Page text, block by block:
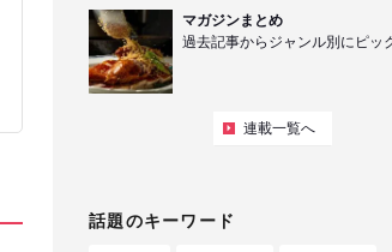
マガジンまとめ
過去記事からジャンル別にピッ
連載一覧へ
話題のキーワード